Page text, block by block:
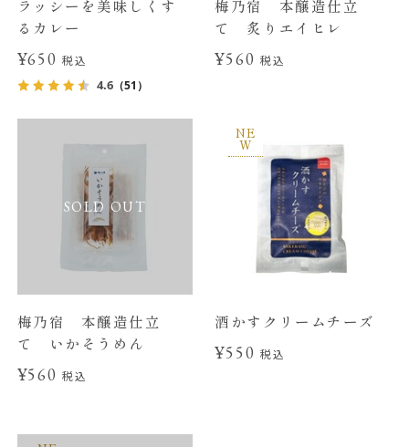
ラッシーを美味しくす
るカレー
¥650税込
4.6（51）
梅乃宿 本醸造仕立
て 炙りエイヒレ
¥560税込
SOLD OUT
梅乃宿 本醸造仕立
て いかそうめん
¥560税込
NE
W
酒かすクリームチーズ
¥550税込